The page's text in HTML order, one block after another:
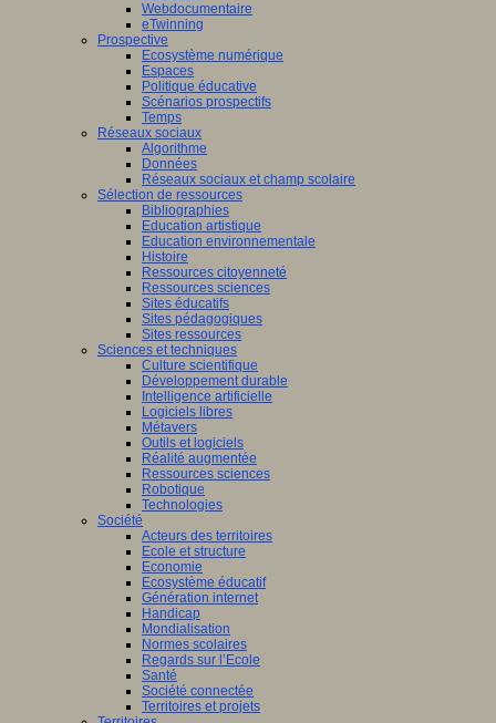
Webdocumentaire
eTwinning
Prospective
Ecosystème numérique
Espaces
Politique éducative
Scénarios prospectifs
Temps
Réseaux sociaux
Algorithme
Données
Réseaux sociaux et champ scolaire
Sélection de ressources
Bibliographies
Education artistique
Education environnementale
Histoire
Ressources citoyenneté
Ressources sciences
Sites éducatifs
Sites pédagogiques
Sites ressources
Sciences et techniques
Culture scientifique
Développement durable
Intelligence artificielle
Logiciels libres
Métavers
Outils et logiciels
Réalité augmentée
Ressources sciences
Robotique
Technologies
Société
Acteurs des territoires
Ecole et structure
Economie
Ecosystème éducatif
Génération internet
Handicap
Mondialisation
Normes scolaires
Regards sur l’Ecole
Santé
Société connectée
Territoires et projets